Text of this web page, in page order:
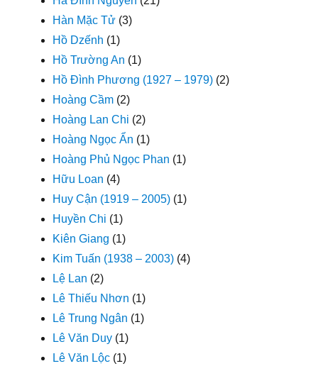
Hàn Mặc Tử (3)
Hồ Dzếnh (1)
Hồ Trường An (1)
Hồ Đình Phương (1927 – 1979) (2)
Hoàng Cầm (2)
Hoàng Lan Chi (2)
Hoàng Ngọc Ẩn (1)
Hoàng Phủ Ngọc Phan (1)
Hữu Loan (4)
Huy Cận (1919 – 2005) (1)
Huyền Chi (1)
Kiên Giang (1)
Kim Tuấn (1938 – 2003) (4)
Lệ Lan (2)
Lê Thiếu Nhơn (1)
Lê Trung Ngân (1)
Lê Văn Duy (1)
Lê Văn Lộc (1)